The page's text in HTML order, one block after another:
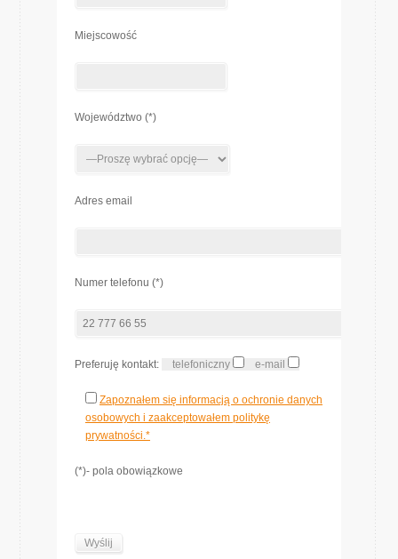
Miejscowość
Województwo (*)
Adres email
Numer telefonu (*)
Preferuję kontakt: telefoniczny e-mail
Zapoznałem się informacją o ochronie danych
osobowych i zaakceptowałem politykę
prywatności.*
(*)- pola obowiązkowe